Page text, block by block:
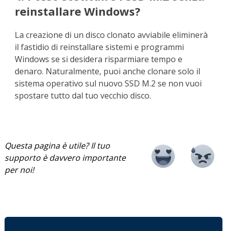
reinstallare Windows?
La creazione di un disco clonato avviabile eliminerà
il fastidio di reinstallare sistemi e programmi
Windows se si desidera risparmiare tempo e
denaro. Naturalmente, puoi anche clonare solo il
sistema operativo sul nuovo SSD M.2 se non vuoi
spostare tutto dal tuo vecchio disco.
Questa pagina è utile? Il tuo
supporto è davvero importante
per noi!